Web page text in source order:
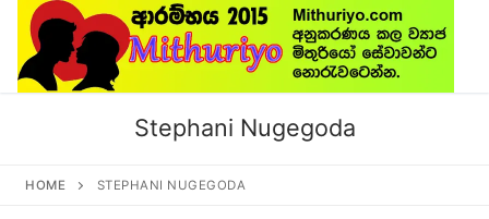
Skip
content
Stephani Nugegoda
HOME STEPHANI NUGEGODA